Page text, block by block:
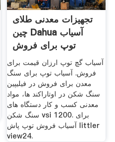
تجهیزات معدنی طلای
چین Dahua آسیاب
توپ برای فروش
آسیاب گچ توپ ارزان قیمت برای
فروش. آسیاب توپ برای سنگ
معدن برای فروش در فیلیپین
سنگ شکن در اوتاراکند ها، مواد
معدنی کسب و کار دستگاه های
سنگ شکن vsi 1200. برای
آسیاب فروش توپ پاش littler
view24.